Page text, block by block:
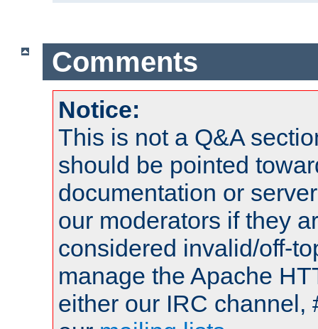
Comments
Notice:
This is not a Q&A
should be pointed
documentation or
our moderators if they
considered invalid/off-
manage the Apache
either our IRC channel,